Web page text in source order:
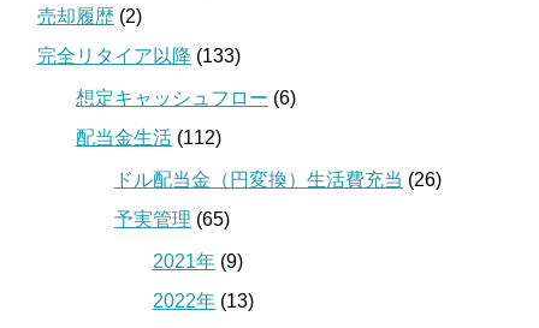
売却履歴 (2)
完全リタイア以降 (133)
想定キャッシュフロー (6)
配当金生活 (112)
ドル配当金（円変換）生活費充当 (26)
予実管理 (65)
2021年 (9)
2022年 (13)